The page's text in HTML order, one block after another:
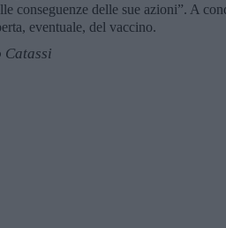
conseguenze delle sue azioni”. A
eventuale, del vaccino.
Catassi